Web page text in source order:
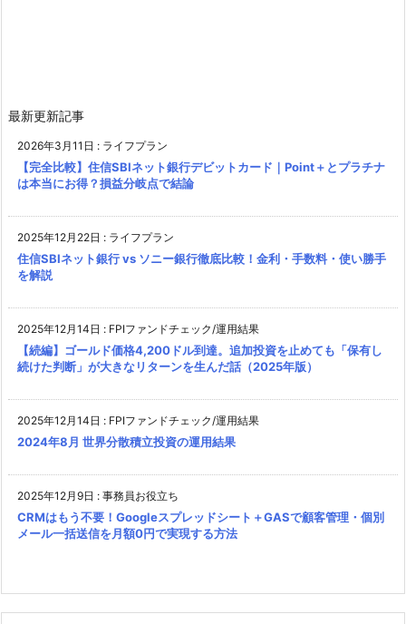
最新更新記事
2026年3月11日 : ライフプラン
【完全比較】住信SBIネット銀行デビットカード｜Point＋とプラチナ
は本当にお得？損益分岐点で結論
2025年12月22日 : ライフプラン
住信SBIネット銀行 vs ソニー銀行徹底比較！金利・手数料・使い勝手
を解説
2025年12月14日 : FPIファンドチェック/運用結果
【続編】ゴールド価格4,200ドル到達。追加投資を止めても「保有し
続けた判断」が大きなリターンを生んだ話（2025年版）
2025年12月14日 : FPIファンドチェック/運用結果
2024年8月 世界分散積立投資の運用結果
2025年12月9日 : 事務員お役立ち
CRMはもう不要！Googleスプレッドシート＋GASで顧客管理・個別
メール一括送信を月額0円で実現する方法